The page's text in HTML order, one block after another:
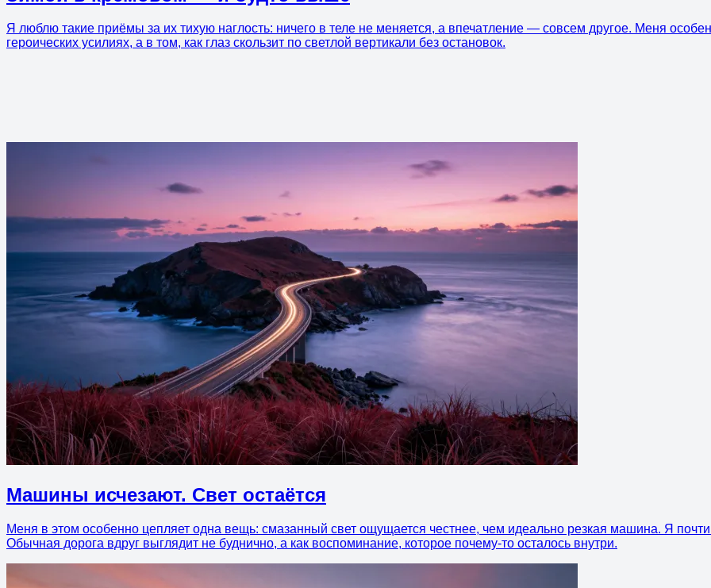
Я люблю такие приёмы за их тихую наглость: ничего в теле не меняется, а впечатление — совсем другое. Меня
героических усилиях, а в том, как глаз скользит по светлой вертикали без остановок.
Машины исчезают. Свет остаётся
Меня в этом особенно цепляет одна вещь: смазанный свет ощущается честнее, чем идеально резкая машина. Я почти
Обычная дорога вдруг выглядит не буднично, а как воспоминание, которое почему-то осталось внутри.